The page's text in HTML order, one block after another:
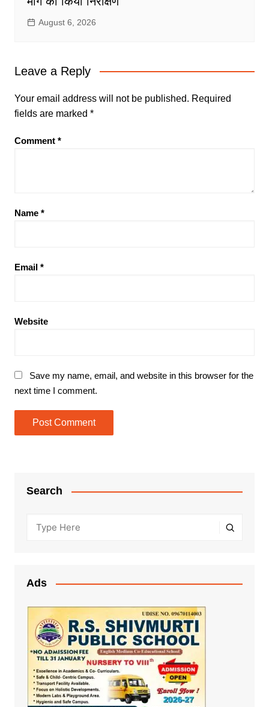
August 6, 2026
Leave a Reply
Your email address will not be published. Required
fields are marked *
Comment *
Name *
Email *
Website
Save my name, email, and website in this browser for the
next time I comment.
Search
Ads